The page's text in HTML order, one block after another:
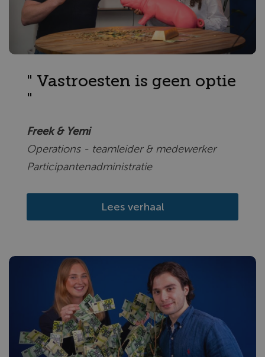
" Vastroesten is geen optie
"
Freek & Yemi
Operations - teamleider & medewerker
Participantenadministratie
Lees verhaal